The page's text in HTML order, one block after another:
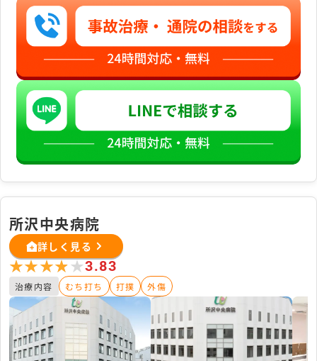
所沢中央病院
詳しく見る
★★★★★
★★★★★3.83
治療内容 むち打ち 打撲 外傷